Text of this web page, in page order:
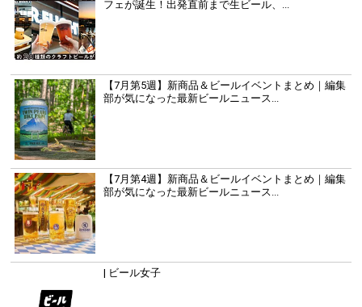
フェが誕生！出発直前まで生ビール、...
【7月第5週】新商品＆ビールイベントまとめ｜編集
部が気になった最新ビールニュース...
【7月第4週】新商品＆ビールイベントまとめ｜編集
部が気になった最新ビールニュース...
| ビール女子